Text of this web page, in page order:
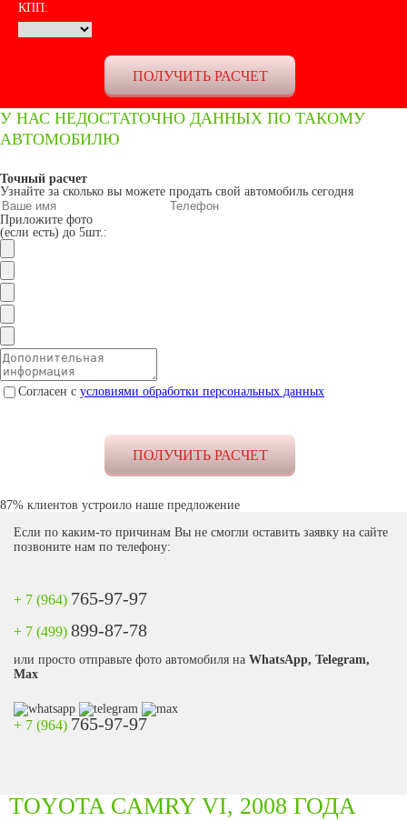
КПП:
У НАС НЕДОСТАТОЧНО ДАННЫХ ПО ТАКОМУ
АВТОМОБИЛЮ
Точный расчет
Узнайте за сколько вы можете продать свой автомобиль сегодня
Приложите фото
(если есть) до 5шт.:
Согласен с условиями обработки персональных данных
87% клиентов устроило наше предложение
Если по каким-то причинам Вы не смогли оставить заявку на сайте
позвоните нам по телефону:
+ 7 (964) 765-97-97
+ 7 (499) 899-87-78
или просто отправьте фото автомобиля на WhatsApp, Telegram,
Max
+ 7 (964) 765-97-97
TOYOTA CAMRY VI, 2008 ГОДА